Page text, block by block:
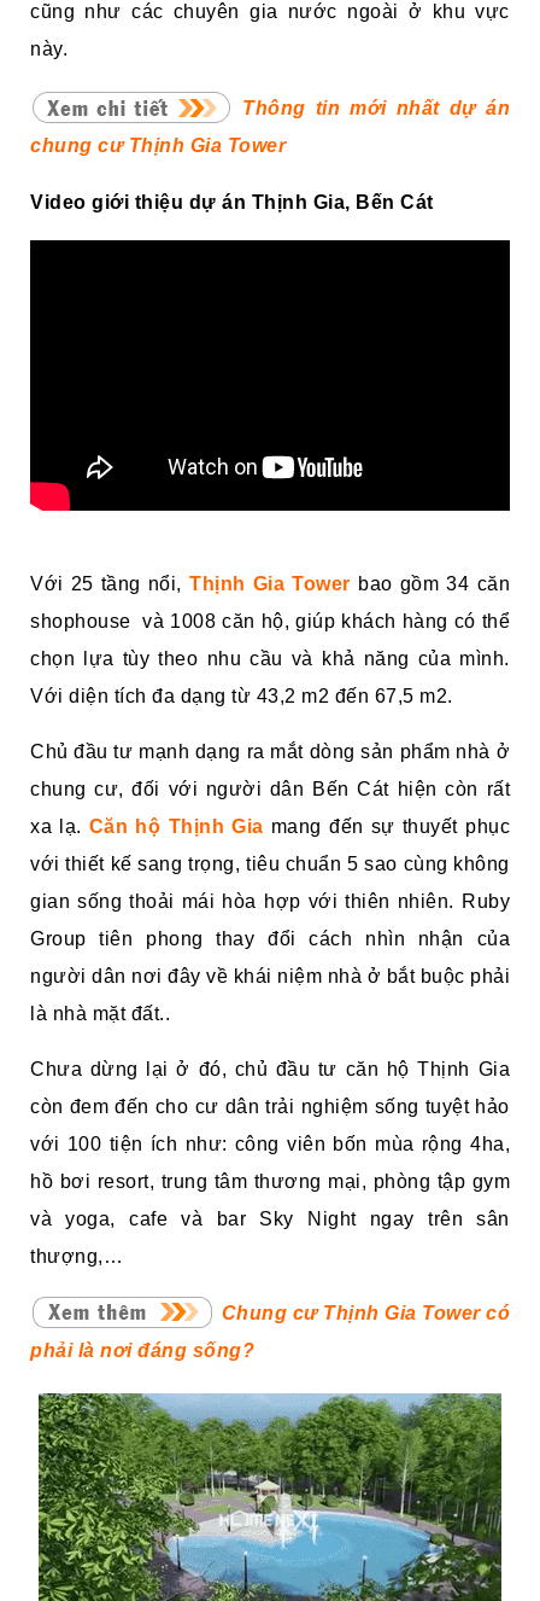
cũng như các chuyên gia nước ngoài ở khu vực
này.
Thông tin mới nhất dự án
chung cư Thịnh Gia Tower
Video giới thiệu dự án Thịnh Gia, Bến Cát
Với 25 tầng nổi,Thịnh Gia Tower bao gồm 34 căn
shophouse và 1008 căn hộ, giúp khách hàng có thể
chọn lựa tùy theo nhu cầu và khả năng của mình.
Với diện tích đa dạng từ 43,2 m2 đến 67,5 m2.
Chủ đầu tư mạnh dạng ra mắt dòng sản phẩm nhà ở
chung cư, đối với người dân Bến Cát hiện còn rất
xa lạ. Căn hộ Thịnh Gia mang đến sự thuyết phục
với thiết kế sang trọng, tiêu chuẩn 5 sao cùng không
gian sống thoải mái hòa hợp với thiên nhiên. Ruby
Group tiên phong thay đổi cách nhìn nhận của
người dân nơi đây về khái niệm nhà ở bắt buộc phải
là nhà mặt đất..
Chưa dừng lại ở đó, chủ đầu tư căn hộ Thịnh Gia
còn đem đến cho cư dân trải nghiệm sống tuyệt hảo
với 100 tiện ích như: công viên bốn mùa rộng 4ha,
hồ bơi resort, trung tâm thương mại, phòng tập gym
và yoga, cafe và bar Sky Night ngay trên sân
thượng,…
Chung cư Thịnh Gia Tower có
phải là nơi đáng sống?